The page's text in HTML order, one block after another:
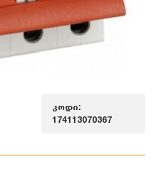
კოდი:
174113070367